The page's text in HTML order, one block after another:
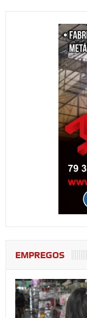
EMPREGOS